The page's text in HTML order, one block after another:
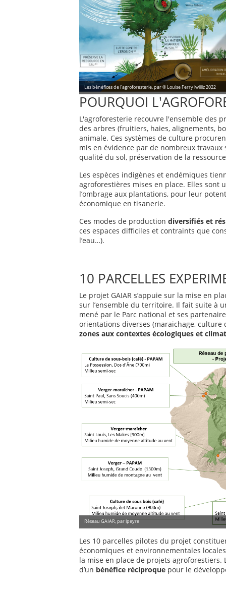
Les bénéfices de l'agroforesterie, par © Louise Ferry lwiiiiz 2022
POURQUOI
L'agroforesterie recouvre l'ensemble des
des arbres (fruitiers, haies, alignements,
animale. Ces systèmes de culture
mis en évidence par de nombreux
qualité du sol, préservation de la
Les espèces indigènes et endémiques
agroforestières mises en place. Elles
l’ombrage aux plantations, pour leur
économique en tisanerie.
Ces modes de production diversifiés et
ces espaces difficiles et contraints que
l’eau…).
10 PARCELLES
Le projet GAIAR s’appuie sur la mise en
sur l’ensemble du territoire. Il fait suite à
mené par le Parc national et ses
orientations diverses (maraichage, culture
zones aux contextes écologiques et
Réseau GAIAR, par lpeyre
Les 10 parcelles pilotes du projet
économiques et environnementales
la mise en place de projets
d’un bénéfice réciproque pour le